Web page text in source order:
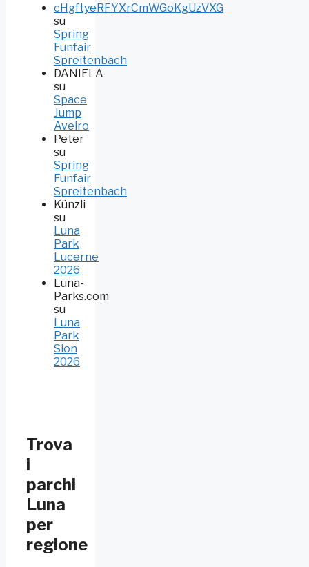
cHgftyeRFYXrCmWGoKgUzVXG
su
Spring
Funfair
Spreitenbach
DANIELA
su
Space
Jump
Aveiro
Peter
su
Spring
Funfair
Spreitenbach
Künzli
su
Luna
Park
Lucerne
2026
Luna-
Parks.com
su
Luna
Park
Sion
2026
Trova
i
parchi
Luna
per
regione